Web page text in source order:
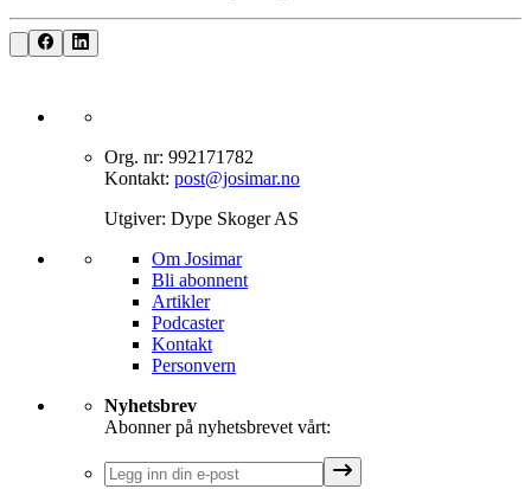
Org. nr: 992171782
Kontakt: post@josimar.no
Utgiver: Dype Skoger AS
Om J‌osimar ‍ ​‍​‍‌‍
Bli abonnent​​​​‌ ‍ ​‍​‍‌‍ ‌ ​‍‌‍‍‌‌‍‌ ‌‍‍‌‌‍ ‍​‍​‍​ ‍‍​‍​‍‌ ​ ‌‍​‌‌‍ ‍‌‍‍‌‌ ‌​‌ ‍‌​‍ ‍‌‍‍‌‌‍ ​‍​‍​‍ ​​‍​‍‌‍‍​‌ ​‍‌‍‌‌‌‍‌‍​‍​‍​ ‍‍​‍​‍‌‍‍​‌ ‌​‌ ‌​‌ ​​‌ ​ ​ ‍‍​‍ ​‍ ‌‍‌‌‌‍‌​‌‍‍‌‌ ‌​​‍ ‍‌‍‍‌‌‍‌​‌‍​‌‌‍‌ ‌ ​‍‌‍​‌‌‍ ‍‌‍‍‍‌‍​‌‌‍ ‍‌ ​ ‌‍‌‌‌‍ ‍​‍ ‍‌‍​ ‌‍ ‌‍ ‌​‍ ‌‍‍‌‌‍ ‍‌ ‌​‌‍‌‌‌‍ ‍‌ ‌​​‍ ‌‍‌‌‌‍‌​‌‍‍‌‌ ‌​​‍ ‌‍ ‌‌‍ ‌‍‌​‌‍‌‌​ ‌‌ ​​‌ ​‍‌‍‌‌‌ ​ ‌‍‌‌‌‍ ‍‌ ‌​‌‍​‌‌ ‌​‌‍‍‌‌‍ ‌‍ ‍​ ‍ ‌‍‍‌‌‍‌​​ ‌‌‍‌‍‌‍ ‌‍ ‌ ‌​‌‍‌‌‌ ​‍​ ‍ ‌ ‌​‌ ‍‌‌ ​​‌‍‌‌​ ‌‌‍‌‍‌‍ ‌‍ ‌ ‌​‌‍‌‌‌ ​‍​ ‍ ‌ ​​‌‍​‌‌ ‌​‌‍‍​​ ‌‌‍​ ‌‍ ‌‍ ​‌ ‌‌‌‍ ‌‌‍ ‍‌ ​ ​‍‌‌​ ‌‌‌​​‍‌‌ ‌‍‍ ‌‍‌‌‌ ‍‌​‍‌‌​ ​ ‌​‌​​‍‌‌​ ​ ‌​‌​​‍‌‌​ ​‍​ ​‍‌‍​‍​ ‍‌‌‍​ ‌‍‌‍‌‍​ ​ ​‌​ ‌​‌‍​‍‌‍‌‍​ ‍​​ ‌‌‌‍​‍​‍‌‌​ ​‍​ ​‍​‍‌‌​ ‌‌‌​‌​​‍ ‍‌‍​ ‌‍ ‌‍ ​‌ ‌‌‌‍ ‌‌‍ ‍‌​‍‌‌ ‌​‌‍‌‌‌‍ ‌‌ ​ ​‍‌‌​ ‌‌‌​​‍‌‌ ‌‍‍ ‌‍‌‌‌ ‍‌​‍‌‌​ ​ ‌​‌​​‍‌‌​ ​ ‌​‌​​‍‌‌​ ​‍​ ​‍‌‍​‌‌‍‌‍​ ‌‍​ ‌​‌‍‌‌​ ‍‌‌‍‌​‌‍​‍​ ‌ ‌‍​‌​ ‌ ​ ​​​‍‌‌​ ​‍​ ​‍​‍‌‌​ ‌‌‌​‌​​‍ ‍‌‍‍‌‌ ‌​‌‍‌‌‌‍ ‌‌ ​ ​‍‌‌​ ‌‌‌​​‍‌‌ ‌‍‍ ‌‍‌‌‌ ‍‌​‍‌‌​ ​ ‌​‌​​‍‌‌​ ​ ‌​‌​​‍‌‌​ ​‍​ ​‍‌‍‌‌‌‍​‌‌‍‌‌​ ‌‍‌‍​‍‌‍‌‌‌‍‌‌‌‍‌‍‌‍​‍​ ‍​​ ​ ​ ​ ​‍‌‌​ ​‍​ ​‍​‍‌‌​ ‌‌‌​‌​​‍ ‍‌‍ ​‌‍​‌‌‍​‍‌‍‌‌‌‍ ​​ ‌‍​‍‌‍​‌‌ ​ ‌‍‌‌‌‌‌‌‌ ​‍‌‍ ​​ ‌‌‍‍​‌ ‌​‌ ‌​‌ ​​‌ ​ ​‍‌‌​ ​ ‌​​‌​‍‌‌​ ​‍‌​‌‍​‍‌‌​ ​‍‌​‌‍‌‍‌‌‌‍‌​‌‍‍‌‌ ‌​​‍ ‍‌‍‍‌‌‍‌​‌‍​‌‌‍‌ ‌ ​‍‌‍​‌‌‍ ‍‌‍‍‍‌‍​‌‌‍ ‍‌ ​ ‌‍‌‌‌‍ ‍​‍ ‍‌‍​ ‌‍ ‌‍ ‌​‍‌‍‌‍‍‌‌‍‌​​ ‌‌‍‌‍‌‍ ‌‍ ‌ ‌​‌‍‌‌‌ ​‍​‍‌‍‌ ‌​‌ ‍‌‌ ​​‌‍‌‌​ ‌‌‍‌‍‌‍ ‌‍ ‌ ‌​‌‍‌‌‌ ​‍​‍‌‍‌ ​​‌‍​‌‌ ‌​‌‍‍​​ ‌‌‍​ ‌‍ ‌‍ ​‌ ‌‌‌‍ ‌‌‍ ‍‌ ​ ​‍‌‌​ ‌‌‌​​‍‌‌ ‌‍‍ ‌‍‌‌‌ ‍‌​‍‌‌​ ​ ‌​‌​​‍‌‌​ ​ ‌​‌​​‍‌‌​ ​‍​ ​‍‌‍​‍​ ‍‌‌‍​ ‌‍‌‍‌‍​ ​ ​‌​ ‌​‌‍​‍‌‍‌‍​ ‍​​ ‌‌‌‍​‍​‍‌‌​ ​‍​ ​‍​‍‌‌​ ‌‌‌​‌​​‍ ‍‌‍​ ‌‍ ‌‍ ​‌ ‌‌‌‍ ‌‌‍ ‍‌​‍‌‌ ‌​‌‍‌‌‌‍ ‌‌ ​ ​‍‌‌​ ‌‌‌​​‍‌‌ ‌‍‍ ‌‍‌‌‌ ‍‌​‍‌‌​ ​ ‌​‌​​‍‌‌​ ​ ‌​‌​​‍‌‌​ ​‍​ ​‍‌‍​‌‌‍‌‍​ ‌‍​ ‌​‌‍‌‌​ ‍‌‌‍‌​‌‍​‍​ ‌ ‌‍​‌​ ‌ ​ ​​​‍‌‌​ ​‍​ ​‍​‍‌‌​ ‌‌‌​‌​​‍ ‍‌‍‍‌‌ ‌​‌‍‌‌‌‍ ‌‌ ​ ​‍‌‌​ ‌‌‌​​‍‌‌ ‌‍‍ ‌‍‌‌‌ ‍‌​‍‌‌​ ​ ‌​‌​​‍‌‌​ ​ ‌​‌​​‍‌‌​ ​‍​ ​‍‌‍‌‌‌‍​‌‌‍‌‌​ ‌‍‌‍​‍‌‍‌‌‌‍‌‌‌‍‌‍‌‍​‍​ ‍​​ ​ ​ ​ ​‍‌‌​ ​‍​ ​‍​‍‌‌​ ‌‌‌​‌​​‍ ‍‌‍ ​‌‍​‌‌‍​‍‌‍‌‌‌‍ ​​‍‌‍‌ ​​‌‍‌‌‌ ​‍‌ ​ ‌ ​​‌‍‌‌‌‍​ ‌ ‌​‌‍‍‌‌ ‌‍‌‍‌‌​ ‌‌ ​​‌ ‌‌‌‍​‍‌‍ ​‌‍‍‌‌ ​ ‌‍‍​‌‍‌‌‌‍‌​​‍​‍‌ ‌
Artikler
Podcaster
Kontakt
Personvern​​​​‌ ‍ ​‍​‍‌‍ ‌ ​‍‌‍‍‌‌‍‌ ‌‍‍‌‌‍ ‍​‍​‍​ ‍‍​‍​‍‌ ​ ‌‍​‌‌‍ ‍‌‍‍‌‌ ‌​‌ ‍‌​‍ ‍‌‍‍‌‌‍ ​‍​‍​‍ ​​‍​‍‌‍‍​‌ ​‍‌‍‌‌‌‍‌‍​‍​‍​ ‍‍​‍​‍‌‍‍​‌ ‌​‌ ‌​‌ ​​‌ ​ ​ ‍‍​‍ ​‍ ‌‍‌‌‌‍‌​‌‍‍‌‌ ‌​​‍ ‍‌‍‍‌‌‍‌​‌‍​‌‌‍‌ ‌ ​‍‌‍​‌‌‍ ‍‌‍‍‍‌‍​‌‌‍ ‍‌ ​ ‌‍‌‌‌‍ ‍​‍ ‍‌‍​ ‌‍ ‌‍ ‌​‍ ‌‍‍‌‌‍ ‍‌ ‌​‌‍‌‌‌‍ ‍‌ ‌​​‍ ‌‍‌‌‌‍‌​‌‍‍‌‌ ‌​​‍ ‌‍ ‌‌‍ ‌‍‌​‌‍‌‌​ ‌‌ ​​‌ ​‍‌‍‌‌‌ ​ ‌‍‌‌‌‍ ‍‌ ‌​‌‍​‌‌ ‌​‌‍‍‌‌‍ ‌‍ ‍​ ‍ ‌‍‍‌‌‍‌​​ ‌‌‍‌‍‌‍ ‌‍ ‌ ‌​‌‍‌‌‌ ​‍​ ‍ ‌ ‌​‌ ‍‌‌ ​​‌‍‌‌​ ‌‌‍‌‍‌‍ ‌‍ ‌ ‌​‌‍‌‌‌ ​‍​ ‍ ‌ ​​‌‍​‌‌ ‌​‌‍‍​​ ‌‌‍​ ‌‍ ‌‍ ​‌ ‌‌‌‍ ‌‌‍ ‍‌ ​ ​‍‌‌​ ‌‌‌​​‍‌‌ ‌‍‍ ‌‍‌‌‌ ‍‌​‍‌‌​ ​ ‌​‌​​‍‌‌​ ​ ‌​‌​​‍‌‌​ ​‍​ ​‍‌‍​‍​ ‍‌‌‍​ ‌‍‌‍‌‍​ ​ ​‌​ ‌​‌‍​‍‌‍‌‍​ ‍​​ ‌‌‌‍​‍​‍‌‌​ ​‍​ ​‍​‍‌‌​ ‌‌‌​‌​​‍ ‍‌‍​ ‌‍ ‌‍ ​‌ ‌‌‌‍ ‌‌‍ ‍‌​‍‌‌ ‌​‌‍‌‌‌‍ ‌‌ ​ ​‍‌‌​ ‌‌‌​​‍‌‌ ‌‍‍ ‌‍‌‌‌ ‍‌​‍‌‌​ ​ ‌​‌​​‍‌‌​ ​ ‌​‌​​‍‌‌​ ​‍​ ​‍‌‍​‌‌‍‌‍​ ‌‍​ ‌​‌‍‌‌​ ‍‌‌‍‌​‌‍​‍​ ‌ ‌‍​‌​ ‌ ​ ​​​‍‌‌​ ​‍​ ​‍​‍‌‌​ ‌‌‌​‌​​‍ ‍‌‍‍‌‌ ‌​‌‍‌‌‌‍ ‌‌ ​ ​‍‌‌​ ‌‌‌​​‍‌‌ ‌‍‍ ‌‍‌‌‌ ‍‌​‍‌‌​ ​ ‌​‌​​‍‌‌​ ​ ‌​‌​​‍‌‌​ ​‍​ ​‍​ ‌‌‌‍​ ‌‍‌​​ ​‍​ ‍‌​ ​‍​ ​‌‌‍‌​​ ‌‍‌‍‌‌​ ‌‌​ ‌‍​‍‌‌​ ​‍​ ​‍​‍‌‌​ ‌‌‌​‌​​‍ ‍‌‍ ​‌‍​‌‌‍​‍‌‍‌‌‌‍ ​​ ‌‍​‍‌‍​‌‌ ​ ‌‍‌‌‌‌‌‌‌ ​‍‌‍ ​​ ‌‌‍‍​‌ ‌​‌ ‌​‌ ​​‌ ​ ​‍‌‌​ ​ ‌​​‌​‍‌‌​ ​‍‌​‌‍​‍‌‌​ ​‍‌​‌‍‌‍‌‌‌‍‌​‌‍‍‌‌ ‌​​‍ ‍‌‍‍‌‌‍‌​‌‍​‌‌‍‌ ‌ ​‍‌‍​‌‌‍ ‍‌‍‍‍‌‍​‌‌‍ ‍‌ ​ ‌‍‌‌‌‍ ‍​‍ ‍‌‍​ ‌‍ ‌‍ ‌​‍‌‍‌‍‍‌‌‍‌​​ ‌‌‍‌‍‌‍ ‌‍ ‌ ‌​‌‍‌‌‌ ​‍​‍‌‍‌ ‌​‌ ‍‌‌ ​​‌‍‌‌​ ‌‌‍‌‍‌‍ ‌‍ ‌ ‌​‌‍‌‌‌ ​‍​‍‌‍‌ ​​‌‍​‌‌ ‌​‌‍‍​​ ‌‌‍​ ‌‍ ‌‍ ​‌ ‌‌‌‍ ‌‌‍ ‍‌ ​ ​‍‌‌​ ‌‌‌​​‍‌‌ ‌‍‍ ‌‍‌‌‌ ‍‌​‍‌‌​ ​ ‌​‌​​‍‌‌​ ​ ‌​‌​​‍‌‌​ ​‍​ ​‍‌‍​‍​ ‍‌‌‍​ ‌‍‌‍‌‍​ ​ ​‌​ ‌​‌‍​‍‌‍‌‍​ ‍​​ ‌‌‌‍​‍​‍‌‌​ ​‍​ ​‍​‍‌‌​ ‌‌‌​‌​​‍ ‍‌‍​ ‌‍ ‌‍ ​‌ ‌‌‌‍ ‌‌‍ ‍‌​‍‌‌ ‌​‌‍‌‌‌‍ ‌‌ ​ ​‍‌‌​ ‌‌‌​​‍‌‌ ‌‍‍ ‌‍‌‌‌ ‍‌​‍‌‌​ ​ ‌​‌​​‍‌‌​ ​ ‌​‌​​‍‌‌​ ​‍​ ​‍‌‍​‌‌‍‌‍​ ‌‍​ ‌​‌‍‌‌​ ‍‌‌‍‌​‌‍​‍​ ‌ ‌‍​‌​ ‌ ​ ​​​‍‌‌​ ​‍​ ​‍​‍‌‌​ ‌‌‌​‌​​‍ ‍‌‍‍‌‌ ‌​‌‍‌‌‌‍ ‌‌ ​ ​‍‌‌​ ‌‌‌​​‍‌‌ ‌‍‍ ‌‍‌‌‌ ‍‌​‍‌‌​ ​ ‌​‌​​‍‌‌​ ​ ‌​‌​​‍‌‌​ ​‍​ ​‍​ ‌‌‌‍​ ‌‍‌​​ ​‍​ ‍‌​ ​‍​ ​‌‌‍‌​​ ‌‍‌‍‌‌​ ‌‌​ ‌‍​‍‌‌​ ​‍​ ​‍​‍‌‌​ ‌‌‌​‌​​‍ ‍‌‍ ​‌‍​‌‌‍​‍‌‍‌‌‌‍ ​​‍‌‍‌ ​​‌‍‌‌‌ ​‍‌ ​ ‌ ​​‌‍‌‌‌‍​ ‌ ‌​‌‍‍‌‌ ‌‍‌‍‌‌​ ‌‌ ​​‌ ‌‌‌‍​‍‌‍ ​‌‍‍‌‌ ​ ‌‍‍​‌‍‌‌‌‍‌​​‍​‍‌ ‌
Nyhetsbrev
Abonner på nyhetsbrevet vårt: